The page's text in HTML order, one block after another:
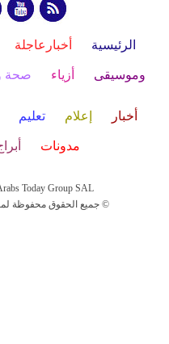
الرئيسية أخبارعاجلة
وموسيقى أزياء صحة
أخبار إعلام تعليم
مدونات
Today Group SAL
جميع الحقوق محفوظة لمجموعة العرب اليوم الاعلامية 2025 ©